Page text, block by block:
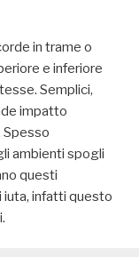
in trame o
e inferiore
Semplici,
impatto
Spesso
ambienti spogli
questi
infatti questo